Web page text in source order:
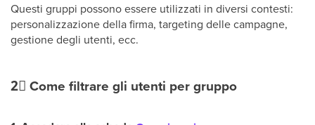
Questi gruppi possono essere utilizzati in diversi contesti:
personalizzazione della firma, targeting delle campagne,
gestione degli utenti, ecc.
2⃣ Come filtrare gli utenti per gruppo